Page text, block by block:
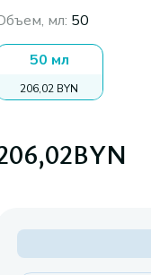
мл: 50
50 мл
206,02 BYN
BYN